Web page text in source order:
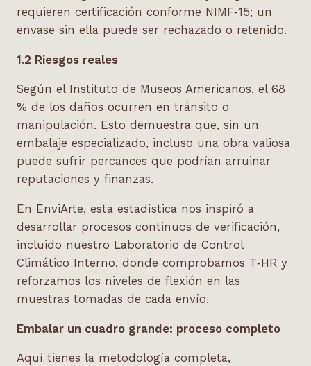
requieren certificación conforme NIMF‑15; un
envase sin ella puede ser rechazado o retenido.
1.2 Riesgos reales
Según el Instituto de Museos Americanos, el 68
% de los daños ocurren en tránsito o
manipulación. Esto demuestra que, sin un
embalaje especializado, incluso una obra valiosa
puede sufrir percances que podrían arruinar
reputaciones y finanzas.
En EnviArte, esta estadística nos inspiró a
desarrollar procesos continuos de verificación,
incluido nuestro Laboratorio de Control
Climático Interno, donde comprobamos T‑HR y
reforzamos los niveles de flexión en las
muestras tomadas de cada envío.
Embalar un cuadro grande: proceso completo
Aquí tienes la metodología completa,